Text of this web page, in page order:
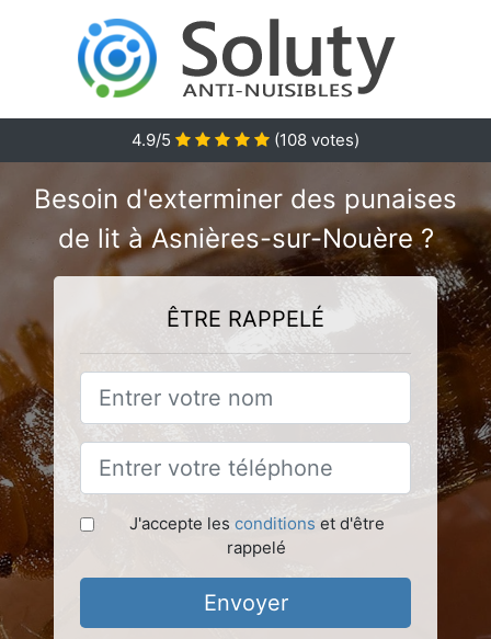
4.9/5 (108 votes)
Besoin d'exterminer des punaises
de lit à Asnières-sur-Nouère ?
ÊTRE RAPPELÉ
J'accepte les conditions et d'être
rappelé
Envoyer